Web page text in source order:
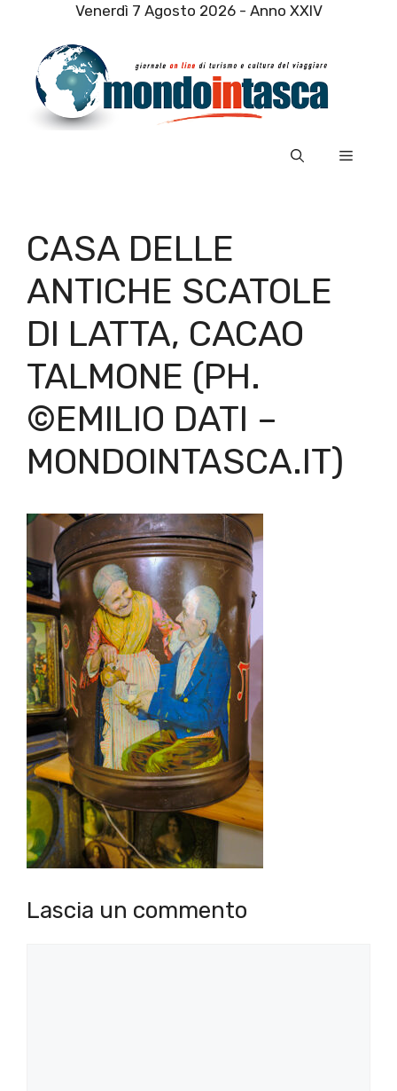
contenuto
Venerdì 7 Agosto 2026 - Anno XXIV
Menu
CASA DELLE
ANTICHE SCATOLE
DI LATTA, CACAO
TALMONE (PH.
©EMILIO DATI –
MONDOINTASCA.IT)
Lascia un commento